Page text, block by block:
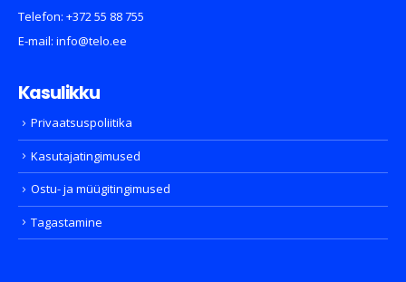
Telefon: +372 55 88 755
E-mail: info@telo.ee
Kasulikku
Privaatsuspoliitika
Kasutajatingimused
Ostu- ja müügitingimused
Tagastamine